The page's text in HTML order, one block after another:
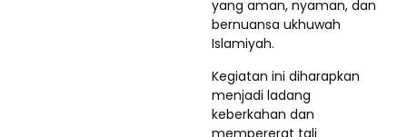
yang aman, nyaman, dan
bernuansa ukhuwah
Islamiyah.
Kegiatan ini diharapkan
menjadi ladang
keberkahan dan